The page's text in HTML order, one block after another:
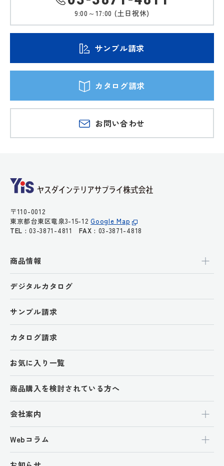
9:00～17:00 (土日祝休)
サンプル請求
カタログ請求
お問い合わせ
〒110-0012
東京都台東区竜泉3-15-12Google Map
TEL : 03-3871-4811FAX : 03-3871-4818
商品情報
デジタルカタログ
サンプル請求
カタログ請求
お気に入り一覧
商品購入を検討されている方へ
会社案内
Webコラム